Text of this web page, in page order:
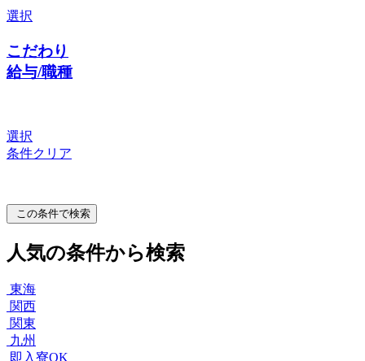
選択
こだわり
給与/職種
選択
条件クリア
この条件で検索
人気の条件から検索
東海
関西
関東
九州
即入寮OK